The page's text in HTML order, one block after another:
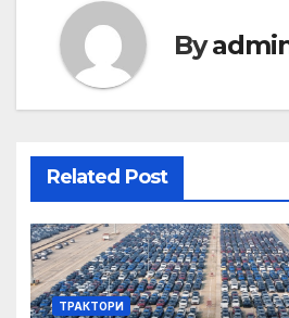
By
Related Post
ТРАКТОРИ